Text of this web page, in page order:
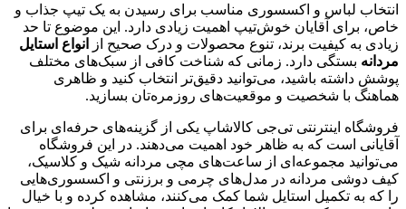
انتخاب لباس و اکسسوری مناسب برای رسیدن به یک تیپ جذاب و
خاص، برای آقایان خوش‌تیپ اهمیت زیادی دارد. این موضوع تا حد
زیادی به کیفیت برند، تنوع محصولات و درک صحیح از
انواع استایل
مردانه بستگی دارد. زمانی که شناخت کافی از سبک‌های مختلف
پوشش داشته باشید، می‌توانید دقیق‌تر انتخاب کنید و ظاهری
هماهنگ با شخصیت و موقعیت‌های روزمره‌تان بسازید.
فروشگاه اینترنتی تی‌جی کالاشاپ یکی از گزینه‌های حرفه‌ای برای
آقایانی است که به ظاهر خود اهمیت می‌دهند. در این فروشگاه
می‌توانید مجموعه‌ای از ساعت‌های مچی مردانه شیک و کلاسیک،
کیف دوشی مردانه در مدل‌های چرمی و برزنتی و اکسسوری‌هایی
را که به تکمیل استایل شما کمک می‌کنند، مشاهده کرده و با خیال